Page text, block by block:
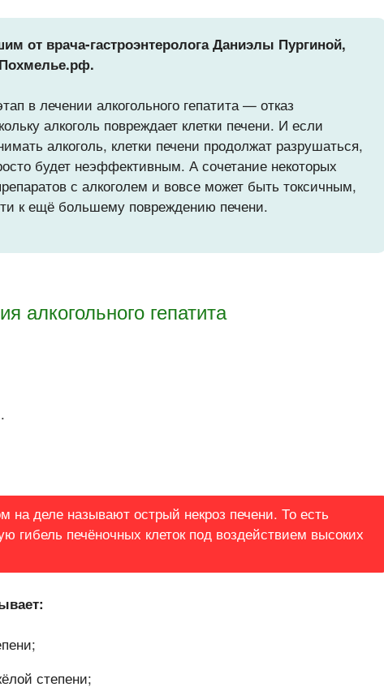
от врача-гастроэнтеролога Даниэлы Пургиной,
Похмелье.рф.
в лечении алкогольного гепатита — отказ
алкоголь повреждает клетки печени. И если
алкоголь, клетки печени продолжат разрушаться,
будет неэффективным. А сочетание некоторых
с алкоголем и вовсе может быть токсичным,
к ещё большему повреждению печени.
алкогольного гепатита
на деле называют острый некроз печени. То есть
гибель печёночных клеток под воздействием высоких
степени;